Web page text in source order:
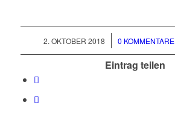
2. OKTOBER 2018
/ 0 KOMMENTARE
/
Eintrag teilen